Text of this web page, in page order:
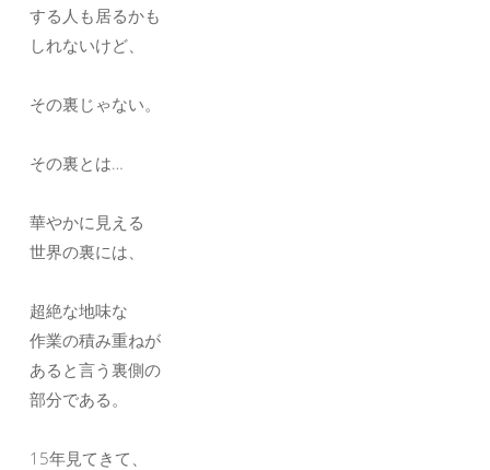
する人も居るかも
しれないけど、
その裏じゃない。
その裏とは…
華やかに見える
世界の裏には、
超絶な地味な
作業の積み重ねが
あると言う裏側の
部分である。
15年見てきて、